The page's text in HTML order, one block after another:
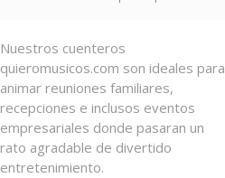
Nuestros cuenteros
quieromusicos.com son ideales para
animar reuniones familiares,
recepciones e inclusos eventos
empresariales donde pasaran un
rato agradable de divertido
entretenimiento.